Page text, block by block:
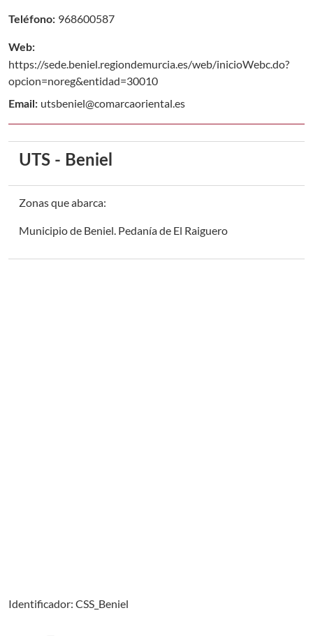
Teléfono: 968600587
Web:
https://sede.beniel.regiondemurcia.es/web/inicioWebc.do?
opcion=noreg&entidad=30010
Email: utsbeniel@comarcaoriental.es
UTS - Beniel
Zonas que abarca:
Municipio de Beniel. Pedanía de El Raiguero
Ubicación: Sede de Beniel, Centro Social “Villa de Beniel”.
Identificador: CSS_Beniel